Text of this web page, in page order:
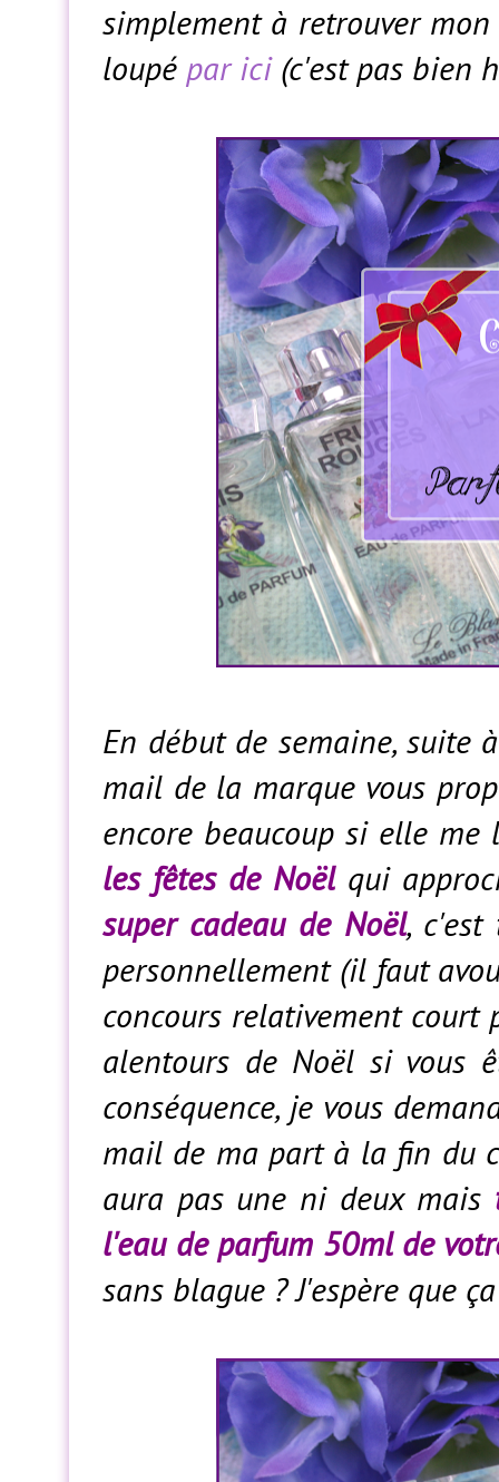
simplement à retrouver
loupé par ici(c'est pas bien
En début de semaine, suite
mail de la marque vous
encore beaucoup si elle
les fêtes de Noëlqui
super cadeau de Noël, c'est
personnellement (il faut
concours relativement court
alentours de Noël si vous
conséquence, je vous
mail de ma part à la fin du
aura pas une ni deux mais
l'eau de parfum 50ml de
sans blague ? J'espère que